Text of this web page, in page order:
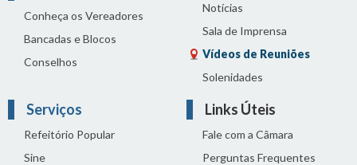
Conheça os Vereadores
Bancadas e Blocos
Conselhos
Notícias
Sala de Imprensa
Vídeos de Reuniões
Solenidades
Serviços
Refeitório Popular
Sine
Links Úteis
Fale com a Câmara
Perguntas Frequentes